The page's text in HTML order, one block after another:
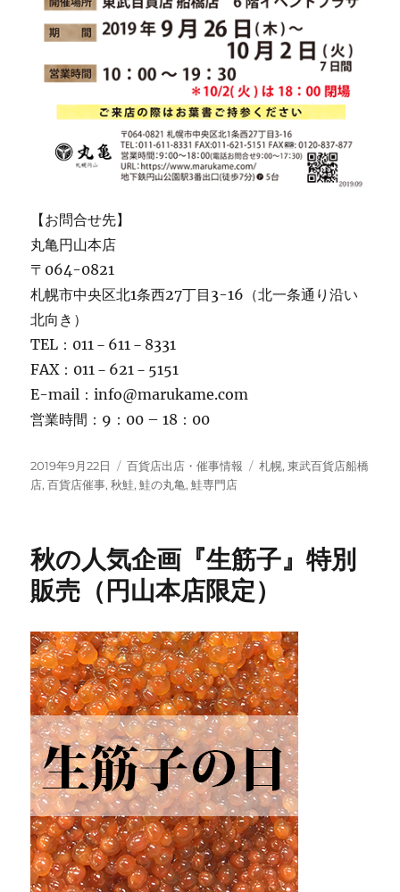
【お問合せ先】
丸亀円山本店
〒064-0821
札幌市中央区北1条西27丁目3-16（北一条通り沿い
北向き）
TEL：011－611－8331
FAX：011－621－5151
E-mail：info@marukame.com
営業時間：9：00 – 18：00
投
稿
2019年9月22日
カ
テ
百貨店出店・催事情報
タ
札幌,東武百貨店船橋
店,百貨店催事,秋鮭,鮭の丸亀,鮭専門店
秋の人気企画『生筋子』特別
販売（円山本店限定）